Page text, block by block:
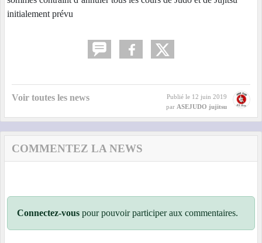
initialement prévu
Voir toutes les news Publié le 12 juin 2019
par ASEJUDO jujitsu
COMMENTEZ LA NEWS
Connectez-vous pour pouvoir participer aux commentaires.